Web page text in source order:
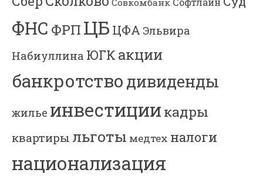
Совкомбанк
ФНС ФРП ЦБ ЦФА Эльвира
Набиуллина ЮГК акции
банкротство дивиденды
жилье инвестиции кадры
квартиры льготы медтех налоги
национализация